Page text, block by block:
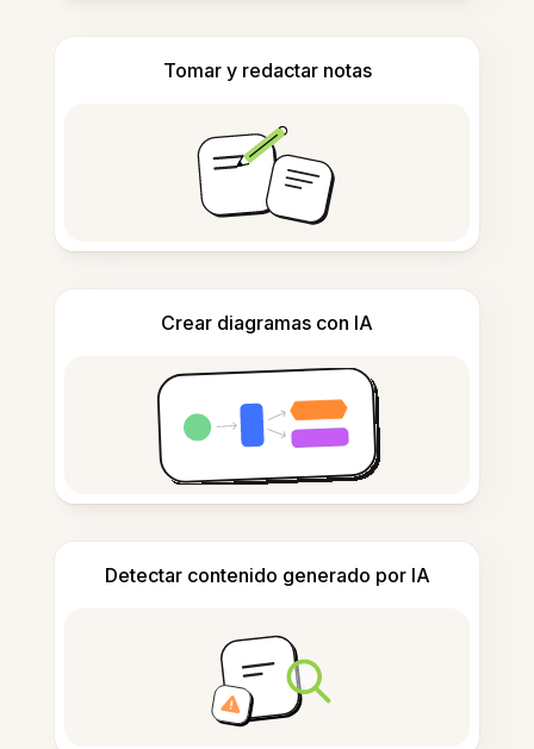
Tomar y redactar notas
Crear diagramas con IA
Detectar contenido generado por IA